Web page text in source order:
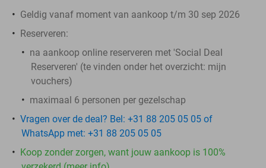
Geldig vanaf moment van aankoop t/m 30 sep 2026
Reserveren:
na aankoop online reserveren met 'Social Deal
Reserveren' (te vinden onder het overzicht: mijn
vouchers)
maximaal 6 personen per gezelschap
Vragen over de deal? Bel: +31 88 205 05 05 of
WhatsApp met: +31 88 205 05 05
Koop zonder zorgen, want jouw aankoop is 100%